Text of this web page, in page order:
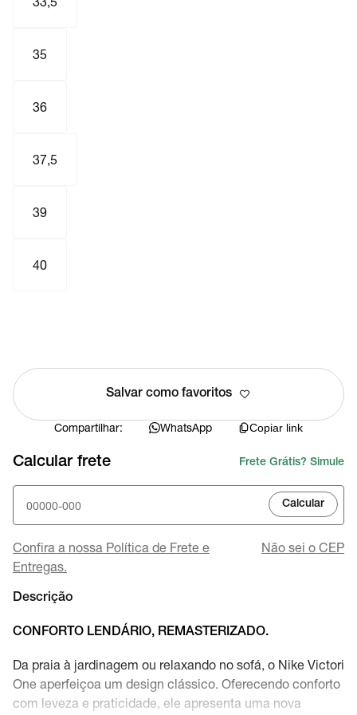
35
36
37,5
39
40
Salvar como favoritos
Compartilhar: WhatsApp Copiar link
Calcular frete Frete Grátis? Simule
Calcular
Confira a nossa Política de Frete e
Entregas.
Não sei o CEP
Descrição
CONFORTO LENDÁRIO, REMASTERIZADO.
Da praia à jardinagem ou relaxando no sofá, o Nike Victori
One aperfeiçoa um design clássico. Oferecendo conforto
com leveza e praticidade, ele apresenta uma nova